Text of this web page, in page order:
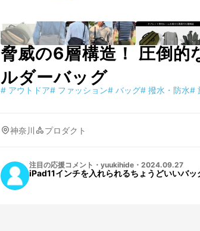
脅威の6層構造！ 圧倒的
ルダーバッグ
# アウトドア# ファッション# バッグ# 撥水・防水#
神奈川 プロダクト
注目の応援コメント ・ yuukihide ・ 2024.09.27
iPad11インチを入れられるちょうどいいバ